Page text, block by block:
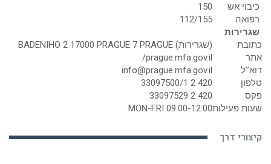
כיבוי אש
150
רפואה
112/155
שגרירות
כתובת
(שגרירות) BADENIHO 2 17000 PRAGUE 7 PRAGUE
אתר
prague.mfa.gov.il/
דוא’’ל
info@prague.mfa.gov.il
טלפון
420 2 33097500/1
פקס
420 2 33097529
שעות פעילותMON-FRI 09:00-12:00
קיצורי דרך